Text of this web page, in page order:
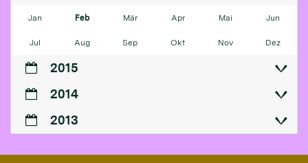
Jan Feb Mär Apr Mai Jun
Jul Aug Sep Okt Nov Dez
2015
2014
2013